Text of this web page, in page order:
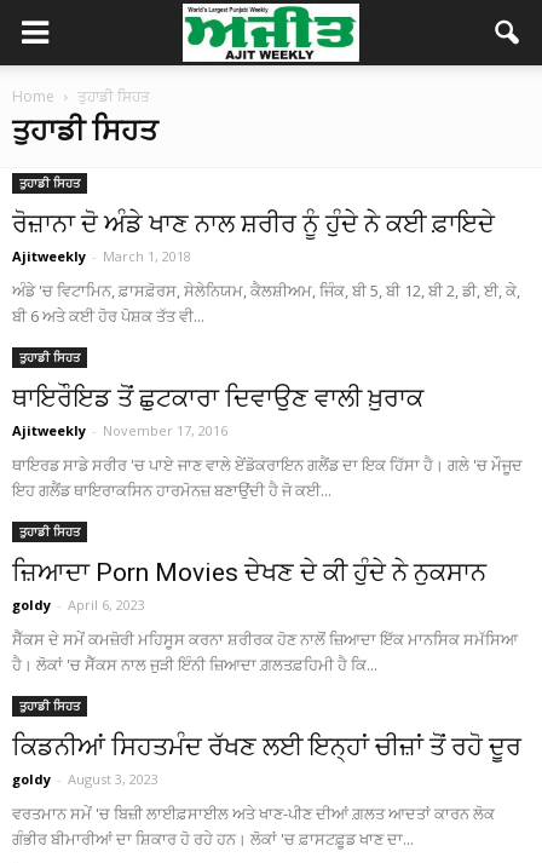
Home ਤੁਹਾਡੀ ਸਿਹਤ
ਤੁਹਾਡੀ ਸਿਹਤ
ਤੁਹਾਡੀ ਸਿਹਤ
ਰੋਜ਼ਾਨਾ ਦੋ ਅੰਡੇ ਖਾਣ ਨਾਲ ਸ਼ਰੀਰ ਨੂੰ ਹੁੰਦੇ ਨੇ ਕਈ ਫ਼ਾਇਦੇ
Ajitweekly - March 1, 2018
ਅੰਡੇ 'ਚ ਵਿਟਾਮਿਨ, ਫ਼ਾਸਫ਼ੋਰਸ, ਸੇਲੇਨਿਯਮ, ਕੈਲਸ਼ੀਅਮ, ਜਿੰਕ, ਬੀ 5, ਬੀ 12, ਬੀ 2, ਡੀ, ਈ, ਕੇ,
ਬੀ 6 ਅਤੇ ਕਈ ਹੋਰ ਪੋਸ਼ਕ ਤੱਤ ਵੀ...
ਤੁਹਾਡੀ ਸਿਹਤ
ਥਾਇਰੌਇਡ ਤੋਂ ਛੁਟਕਾਰਾ ਦਿਵਾਉਣ ਵਾਲੀ ਖ਼ੁਰਾਕ
Ajitweekly - November 17, 2016
ਥਾਇਰਡ ਸਾਡੇ ਸਰੀਰ 'ਚ ਪਾਏ ਜਾਣ ਵਾਲੇ ਏਂਡੋਕਰਾਇਨ ਗਲੈਂਡ ਦਾ ਇਕ ਹਿੱਸਾ ਹੈ। ਗਲੇ 'ਚ ਮੌਜੂਦ
ਇਹ ਗਲੈਂਡ ਥਾਇਰਾਕਸਿਨ ਹਾਰਮੋਨਜ਼ ਬਣਾਉਂਦੀ ਹੈ ਜੋ ਕਈ...
ਤੁਹਾਡੀ ਸਿਹਤ
ਜ਼ਿਆਦਾ Porn Movies ਦੇਖਣ ਦੇ ਕੀ ਹੁੰਦੇ ਨੇ ਨੁਕਸਾਨ
goldy - April 6, 2023
ਸੈੱਕਸ ਦੇ ਸਮੇਂ ਕਮਜ਼ੋਰੀ ਮਹਿਸੂਸ ਕਰਨਾ ਸ਼ਰੀਰਕ ਹੋਣ ਨਾਲੋਂ ਜ਼ਿਆਦਾ ਇੱਕ ਮਾਨਸਿਕ ਸਮੱਸਿਆ
ਹੈ। ਲੋਕਾਂ 'ਚ ਸੈੱਕਸ ਨਾਲ ਜੁੜੀ ਇੰਨੀ ਜ਼ਿਆਦਾ ਗ਼ਲਤਫ਼ਹਿਮੀ ਹੈ ਕਿ...
ਤੁਹਾਡੀ ਸਿਹਤ
ਕਿਡਨੀਆਂ ਸਿਹਤਮੰਦ ਰੱਖਣ ਲਈ ਇਨ੍ਹਾਂ ਚੀਜ਼ਾਂ ਤੋਂ ਰਹੋ ਦੂਰ
goldy - August 3, 2023
ਵਰਤਮਾਨ ਸਮੇਂ 'ਚ ਬਿਜ਼ੀ ਲਾਈਫ਼ਸਾਈਲ ਅਤੇ ਖਾਣ-ਪੀਣ ਦੀਆਂ ਗ਼ਲਤ ਆਦਤਾਂ ਕਾਰਨ ਲੋਕ
ਗੰਭੀਰ ਬੀਮਾਰੀਆਂ ਦਾ ਸ਼ਿਕਾਰ ਹੋ ਰਹੇ ਹਨ। ਲੋਕਾਂ 'ਚ ਫ਼ਾਸਟਫ਼ੂਡ ਖਾਣ ਦਾ...